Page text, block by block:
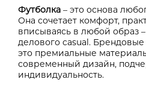
Футболка – это основа
Она сочетает комфорт,
вписываясь в любой образ
делового casual.
это премиальные
современный дизайн,
индивидуальность.